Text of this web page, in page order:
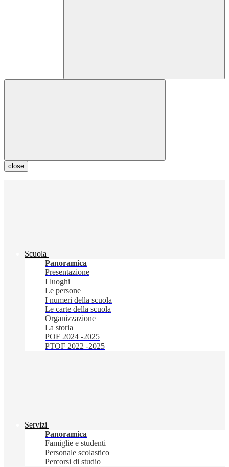
close
Scuola
Panoramica
Presentazione
I luoghi
Le persone
I numeri della scuola
Le carte della scuola
Organizzazione
La storia
POF 2024 -2025
PTOF 2022 -2025
Servizi
Panoramica
Famiglie e studenti
Personale scolastico
Percorsi di studio